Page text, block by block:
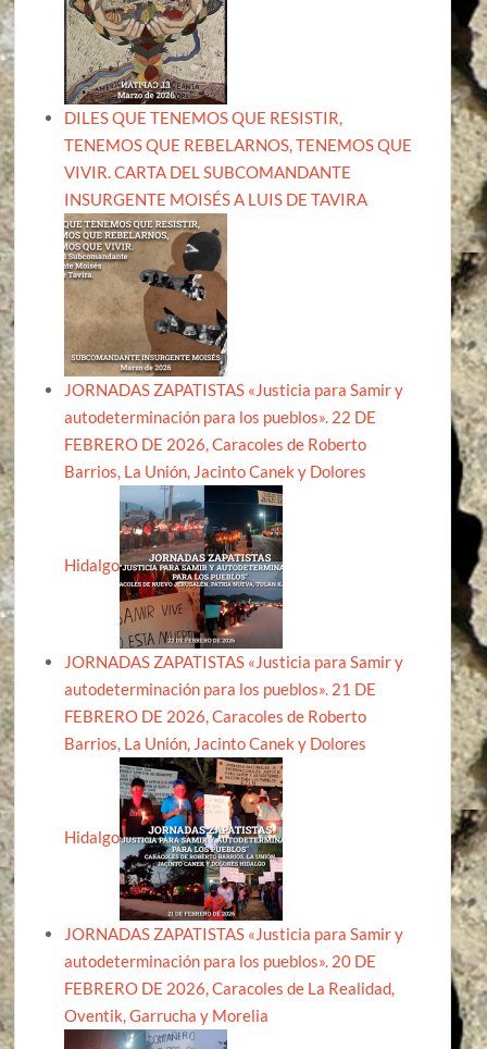
DILES QUE TENEMOS QUE RESISTIR,
TENEMOS QUE REBELARNOS, TENEMOS QUE
VIVIR. CARTA DEL SUBCOMANDANTE
INSURGENTE MOISÉS A LUIS DE TAVIRA
JORNADAS ZAPATISTAS «Justicia para Samir y
autodeterminación para los pueblos». 22 DE
FEBRERO DE 2026, Caracoles de Roberto
Barrios, La Unión, Jacinto Canek y Dolores
Hidalgo
JORNADAS ZAPATISTAS «Justicia para Samir y
autodeterminación para los pueblos». 21 DE
FEBRERO DE 2026, Caracoles de Roberto
Barrios, La Unión, Jacinto Canek y Dolores
Hidalgo
JORNADAS ZAPATISTAS «Justicia para Samir y
autodeterminación para los pueblos». 20 DE
FEBRERO DE 2026, Caracoles de La Realidad,
Oventik, Garrucha y Morelia